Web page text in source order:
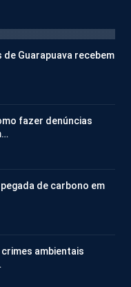
de Guarapuava recebem
fazer denúncias
de carbono em
crimes ambientais